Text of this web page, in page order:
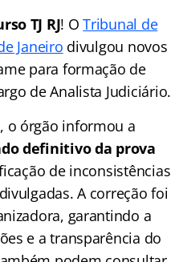
TJ RJ! OTribunal de
Janeiro divulgou novos
para formação de
de Analista Judiciário.
o órgão informou a
definitivo da prova
de inconsistências
A correção foi
garantindo a
e a transparência do